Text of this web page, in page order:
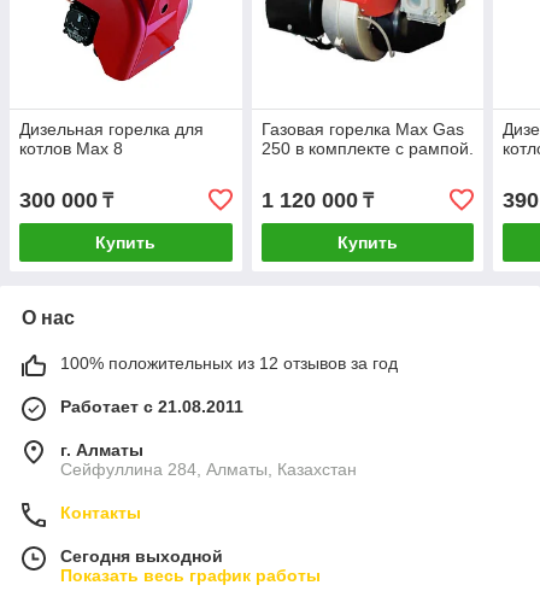
Дизельная горелка для
котлов Max 8
300 000 ₸
Купить
Газовая горелка Max Gas
250 в комплекте с рампой.
1 120 000₸
Купить
О нас
100% положительных из 12 отзывов за год
Работает с 21.08.2011
г. Алматы
Сейфуллина 284, Алматы, Казахстан
Контакты
Сегодня выходной
Показать весь график работы